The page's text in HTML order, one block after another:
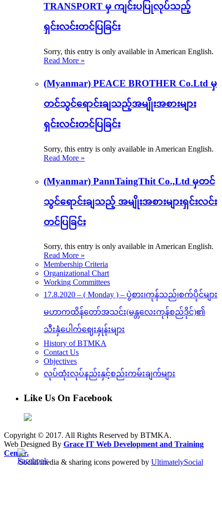
TRANSPORT မှ ကျင်းပပြုလုပ်သည့်
ရှင်းလင်းတင်ပြခြင်း
Sorry, this entry is only available in American English.
Read More »
(Myanmar) PEACE BROTHER Co.Ltd မှ
တင်သွင်ရောင်းချသည့်အမျိုးအစားများ
ရှင်းလင်းတင်ပြခြင်း
Sorry, this entry is only available in American English.
Read More »
(Myanmar) PannTaingThit Co.,Ltd မှတင်
သွင်ရောင်းချသည့် အမျိုးအစားများရှင်းလင်း
တင်ပြခြင်း
Sorry, this entry is only available in American English.
Read More »
Membership Criteria
Organizational Chart
Working Committees
17.8.2020 – ( Monday ) – ပွဲစား၊ကုန်သည်၊စက်ပိုင်များ
မဟာကထိန်တော်အသင်း(မန္တလေးကုန်စည်ဒိုင်)၏
သီးနှံပေါက်ဈေးနှုန်းများ
History of BTMKA
Contact Us
Objectives
လုပ်ထုံးလုပ်နည်းနှင့်စည်းကမ်းချက်များ
Like Us On Facebook
Copyright © 2017. All Rights Reserved by BTMKA.
Web Designed By Grace IT Web Development and Training
Center.
Social media & sharing icons powered by UltimatelySocial